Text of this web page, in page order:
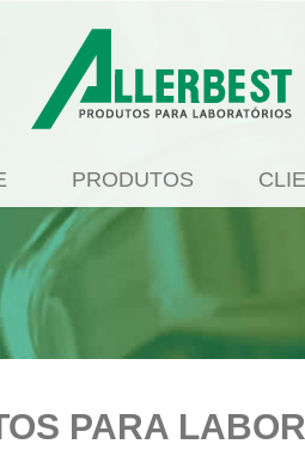
PRODUTOS
PARA